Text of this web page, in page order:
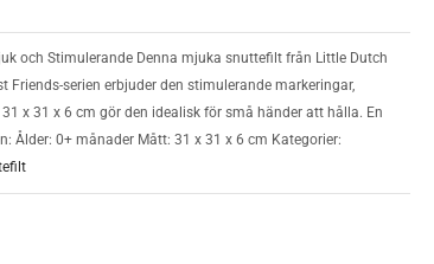
och Stimulerande Denna mjuka snuttefilt från Little Dutch
serien erbjuder den stimulerande markeringar,
x 31 x 6 cm gör den idealisk för små händer att hålla. En
Ålder: 0+ månader Mått: 31 x 31 x 6 cm Kategorier: